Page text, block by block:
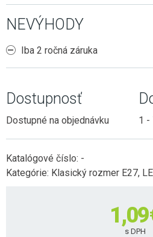
NEVÝHODY
Iba 2 ročná záruka
Dostupnosť
Dostupné na objednávku 1 -
Katalógové číslo: -
Kategórie: Klasický rozmer E27,
1,09
s DPH